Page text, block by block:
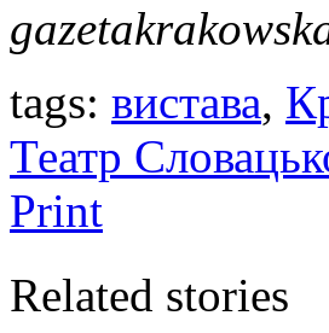
tags: вистава,
Театр
Print
Related stories